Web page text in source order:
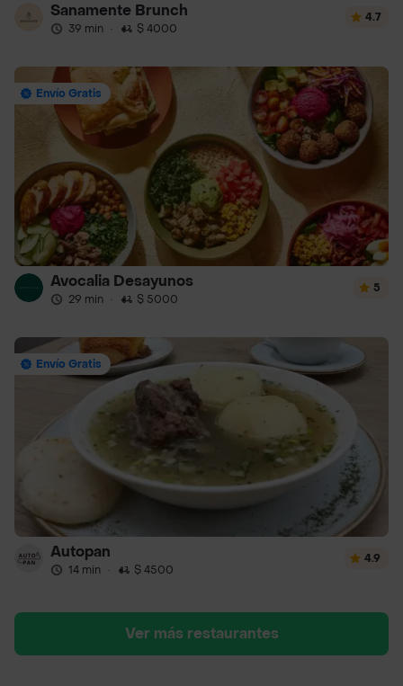
Sanamente Brunch
39 min · $ 4000
4.7
Envío Gratis
Avocalia Desayunos
29 min · $ 5000
5
Envío Gratis
Autopan
14 min · $ 4500
4.9
Ver más restaurantes